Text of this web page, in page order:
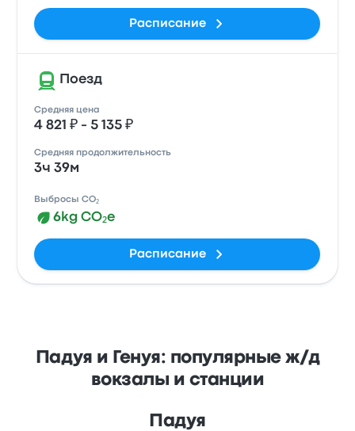
Расписание
Поезд
Средняя цена
4 821 ₽ - 5 135 ₽
Средняя продолжительность
3ч 39м
Выбросы CO₂
6kg CO₂e
Расписание
Падуя и Генуя: популярные ж/д
вокзалы и станции
Падуя